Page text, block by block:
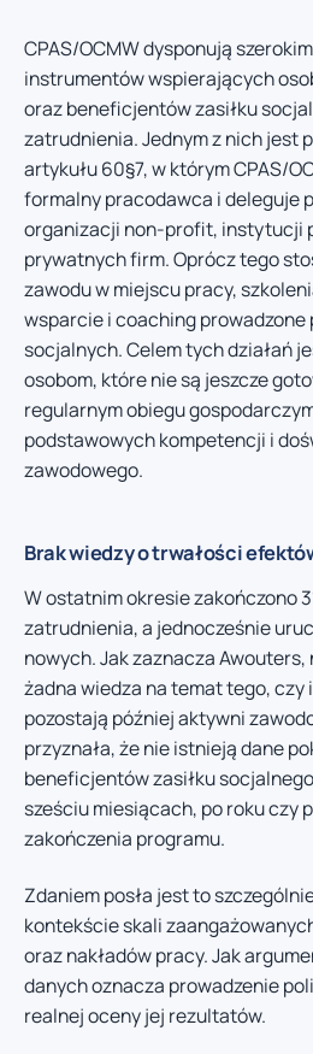
CPAS/OCMW dysponują
instrumentów wspierających
oraz beneficjentów zasiłku
zatrudnienia. Jednym z nich jest
artykułu 60§7, w którym CPAS/
formalny pracodawca i deleguje
organizacji non-profit, instytucji
prywatnych firm. Oprócz tego
zawodu w miejscu pracy,
wsparcie i coaching
socjalnych. Celem tych działań
osobom, które nie są jeszcze
regularnym obiegu
podstawowych kompetencji i
zawodowego.
Brak wiedzy o trwałości
W ostatnim okresie zakończono
zatrudnienia, a jednocześnie
nowych. Jak zaznacza
żadna wiedza na temat tego, czy
pozostają później aktywni
przyznała, że nie istnieją dane
beneficjentów zasiłku
sześciu miesiącach, po roku czy
zakończenia programu.
Zdaniem posła jest to
kontekście skali
oraz nakładów pracy. Jak
danych oznacza prowadzenie
realnej oceny jej rezultatów.